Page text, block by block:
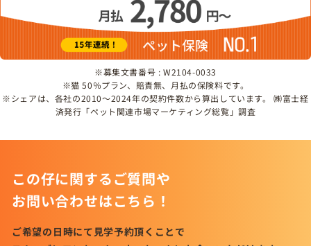
※募集文書番号 : W2104-0033
※猫 50％プラン、賠責無、月払の保険料です。
※シェアは、各社の2010～2024年の契約件数から算出しています。 ㈱富士経
済発行「ペット関連市場マーケティング総覧」調査
この仔に関するご質問や
お問い合わせはこちら！
ご希望の日時にて見学予約頂くことで